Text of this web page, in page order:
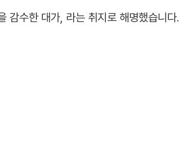
감수한 대가, 라는 취지로 해명했습니다.